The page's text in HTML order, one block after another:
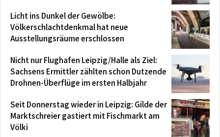
Licht ins Dunkel der Gewölbe:
Völkerschlachtdenkmal hat neue
Ausstellungsräume erschlossen
Nicht nur Flughafen Leipzig/Halle als Ziel:
Sachsens Ermittler zählten schon Dutzende
Drohnen-Überflüge im ersten Halbjahr
Seit Donnerstag wieder in Leipzig: Gilde der
Marktschreier gastiert mit Fischmarkt am
Völki